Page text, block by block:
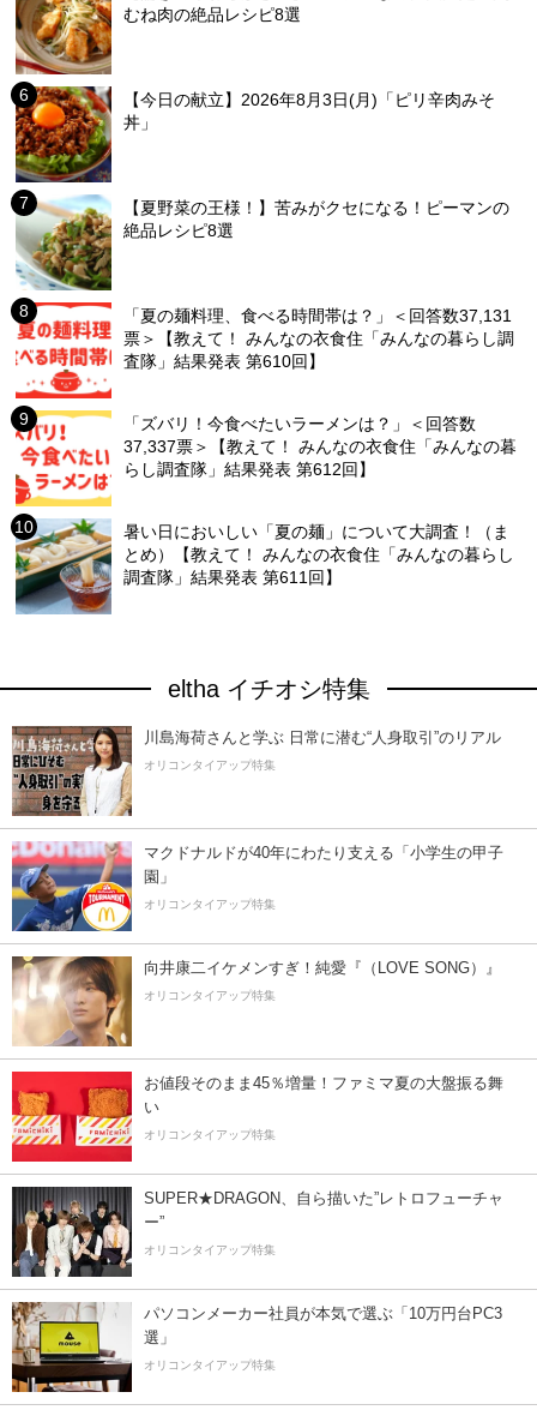
むね肉の絶品レシピ8選
【今日の献立】2026年8月3日(月)「ピリ辛肉みそ
丼」
【夏野菜の王様！】苦みがクセになる！ピーマンの
絶品レシピ8選
「夏の麺料理、食べる時間帯は？」＜回答数37,131
票＞【教えて！ みんなの衣食住「みんなの暮らし調
査隊」結果発表 第610回】
「ズバリ！今食べたいラーメンは？」＜回答数
37,337票＞【教えて！ みんなの衣食住「みんなの暮
らし調査隊」結果発表 第612回】
暑い日においしい「夏の麺」について大調査！（ま
とめ）【教えて！ みんなの衣食住「みんなの暮らし
調査隊」結果発表 第611回】
eltha イチオシ特集
川島海荷さんと学ぶ 日常に潜む“人身取引”のリアル
オリコンタイアップ特集
マクドナルドが40年にわたり支える「小学生の甲子
園」
オリコンタイアップ特集
向井康二イケメンすぎ！純愛『（LOVE SONG）』
オリコンタイアップ特集
お値段そのまま45％増量！ファミマ夏の大盤振る舞
い
オリコンタイアップ特集
SUPER★DRAGON、自ら描いた”レトロフューチャ
ー”
オリコンタイアップ特集
パソコンメーカー社員が本気で選ぶ「10万円台PC3
選」
オリコンタイアップ特集